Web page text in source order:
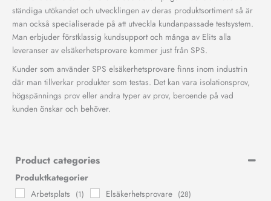
ständiga utökandet och utvecklingen av deras produktsortiment så är
man också specialiserade på att utveckla kundanpassade testsystem.
Man erbjuder förstklassig kundsupport och många av Elits alla
leveranser av elsäkerhetsprovare kommer just från SPS.
Kunder som använder SPS elsäkerhetsprovare finns inom industrin
där man tillverkar produkter som testas. Det kan vara isolationsprov,
högspännings prov eller andra typer av prov, beroende på vad
kunden önskar och behöver.
Product categories
Produktkategorier
Arbetsplats
(1) Elsäkerhetsprovare (28)